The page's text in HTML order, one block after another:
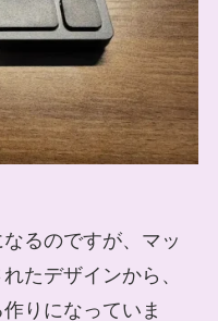
るのですが、マッ
たデザインから、
りになっていま